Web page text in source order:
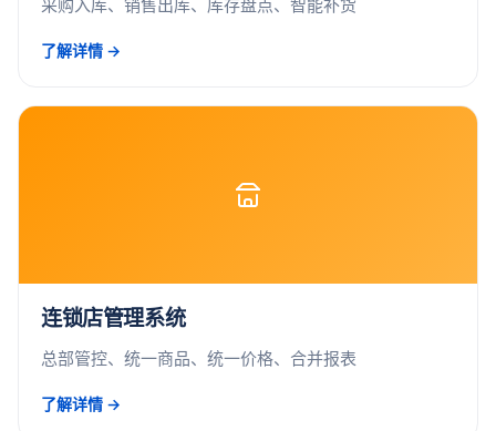
采购入库、销售出库、库存盘点、智能补货
了解详情 →
连锁店管理系统
总部管控、统一商品、统一价格、合并报表
了解详情 →